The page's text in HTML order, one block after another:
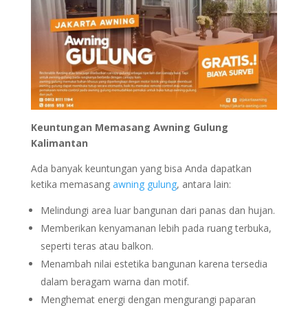
Keuntungan Memasang Awning Gulung
Kalimantan
Ada banyak keuntungan yang bisa Anda dapatkan
ketika memasang awning gulung, antara lain:
Melindungi area luar bangunan dari panas dan hujan.
Memberikan kenyamanan lebih pada ruang terbuka,
seperti teras atau balkon.
Menambah nilai estetika bangunan karena tersedia
dalam beragam warna dan motif.
Menghemat energi dengan mengurangi paparan